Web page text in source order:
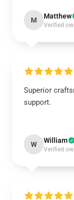
M Matthew
Verified
Superior
support.
W William
Verified